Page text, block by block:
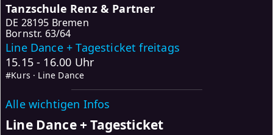
Tanzschule Renz & Partner
DE 28195 Bremen
Bornstr. 63/64
Line Dance + Tagesticket freitags
15.15 - 16.00 Uhr
#Kurs · Line Dance
Alle wichtigen Infos
Line Dance + Tagesticket